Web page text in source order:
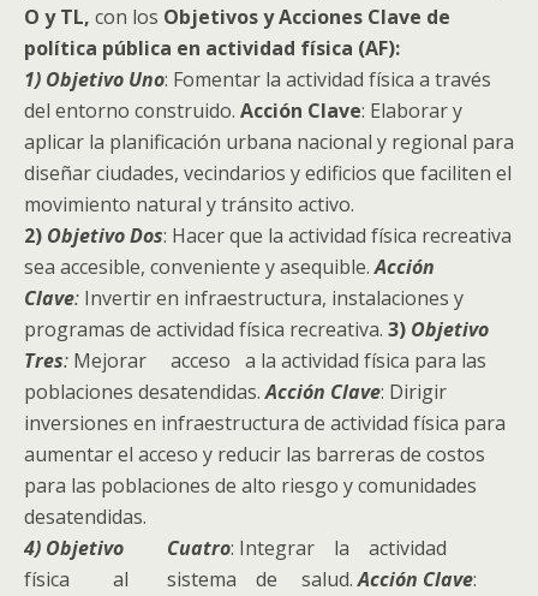
O y TL, con los Objetivos y Acciones Clave de
política pública en actividad física (AF):
1) Objetivo Uno: Fomentar la actividad física a través
del entorno construido. Acción Clave: Elaborar y
aplicar la planificación urbana nacional y regional para
diseñar ciudades, vecindarios y edificios que faciliten el
movimiento natural y tránsito activo.
2) Objetivo Dos: Hacer que la actividad física recreativa
sea accesible, conveniente y asequible.Acción
Clave: Invertir en infraestructura, instalaciones y
programas de actividad física recreativa. 3) Objetivo
Tres: Mejorar acceso a la actividad física para las
poblaciones desatendidas.Acción Clave: Dirigir
inversiones en infraestructura de actividad física para
aumentar el acceso y reducir las barreras de costos
para las poblaciones de alto riesgo y comunidades
desatendidas.
4) Objetivo Cuatro: Integrar la actividad
física al sistema de salud.Acción Clave: